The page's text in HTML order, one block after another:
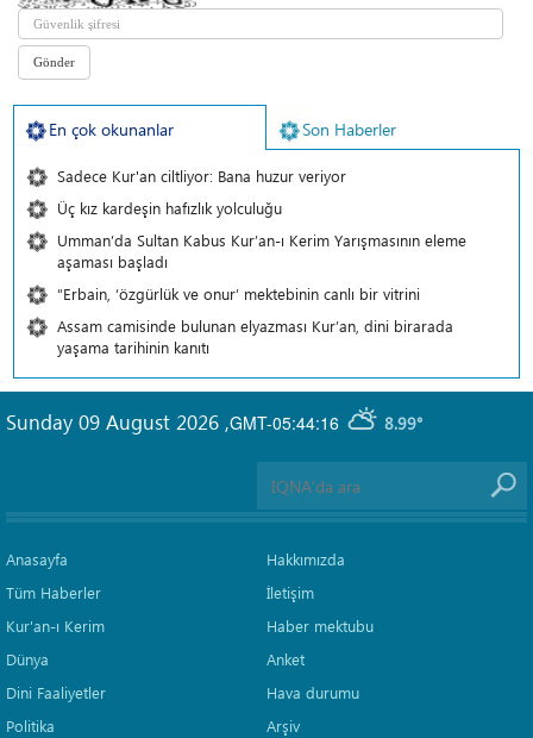
En çok okunanlar Son Haberler
Sadece Kur'an ciltliyor: Bana huzur veriyor
Üç kız kardeşin hafızlık yolculuğu
Umman’da Sultan Kabus Kur’an-ı Kerim Yarışmasının eleme
aşaması başladı
“Erbain, ‘özgürlük ve onur’ mektebinin canlı bir vitrini
Assam camisinde bulunan elyazması Kur’an, dini birarada
yaşama tarihinin kanıtı
GMT-05:44:16 8.99°
Sunday 09 August 2026 ,
Anasayfa
Tüm Haberler
Kur'an-ı Kerim
Dünya
Dini Faaliyetler
Politika
Hakkımızda
İletişim
Haber mektubu
Anket
Hava durumu
Arşiv